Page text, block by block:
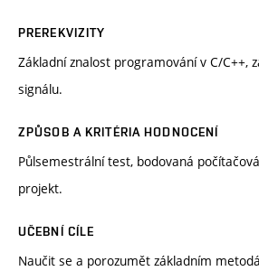
PREREKVIZITY
Základní znalost programování v C/C++,
signálu.
ZPŮSOB A KRITÉRIA HODNOCENÍ
Půlsemestrální test, bodovaná
projekt.
UČEBNÍ CÍLE
Naučit se a porozumět základním